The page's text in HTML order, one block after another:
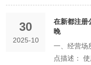
小程序中下
执照： 前
取营业执照
需要，办理
置或后置审
业前办理相
想短时间：
工作日。
墙」。 第
表决通过
大事项三分
试使用更生
（如三字、
题二：名称
策略： 《
托管机构签
质证明。
户） 描述：
的个体工
场所进行
目”或“许可
务”、“咨
可经营项目
名称中必须
司”字样。
更易获得大
人独资企业
伸，名称中
示平台，线
区（依托
代物流、供
业： 第三
中心、供
置（转让、
股权代持：
员代持其他
存在巨大的
址作为其注
备分割条
楼、产业园
30
2025-10
在新都注册
晚​
一、经营场
点描述：